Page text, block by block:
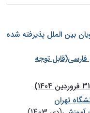
بين الملل پذيرفته شده
توجه
تهران